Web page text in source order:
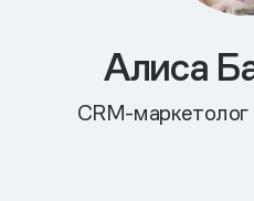
Алиса
CRM-